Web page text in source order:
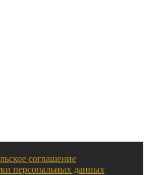
соглашение
персональных данных